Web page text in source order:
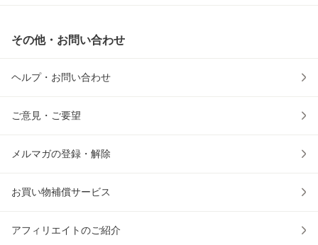
その他・お問い合わせ
ヘルプ・お問い合わせ
ご意見・ご要望
メルマガの登録・解除
お買い物補償サービス
アフィリエイトのご紹介